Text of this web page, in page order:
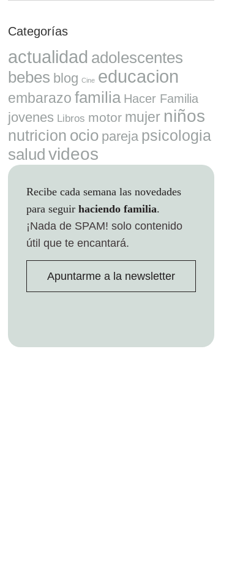
Categorías
actualidad adolescentes
bebes blog Cine educacion
embarazo familia Hacer Familia
jovenes Libros motor mujer niños
nutricion ocio pareja psicologia
salud videos
Recibe cada semana las novedades
para seguir haciendo familia.
¡Nada de SPAM! solo contenido
útil que te encantará.
Apuntarme a la newsletter